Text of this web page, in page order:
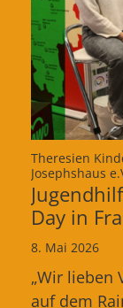
Theresien
Josephshaus
Day in
8. Mai 2026
„Wir lieben
auf dem